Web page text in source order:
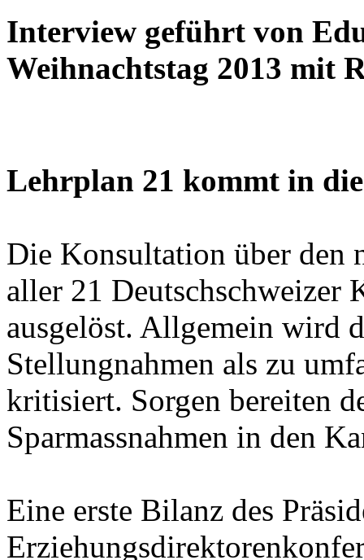
Interview geführt von
Weihnachtstag 2013 mit
Lehrplan 21 kommt in die
Die Konsultation über den
aller 21 Deutschschweizer
ausgelöst. Allgemein wird
Stellungnahmen als zu
kritisiert. Sorgen bereiten
Sparmassnahmen in den
Eine erste Bilanz des